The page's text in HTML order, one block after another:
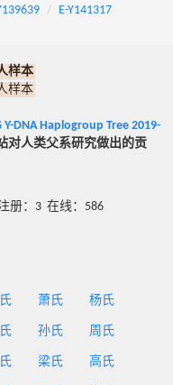
E-Y141317
样本
样本
Y-DNA Haplogroup Tree 2019-
对人类父系研究做出的贡
册：3 在线：586
萧氏 杨氏
孙氏 周氏
梁氏 高氏